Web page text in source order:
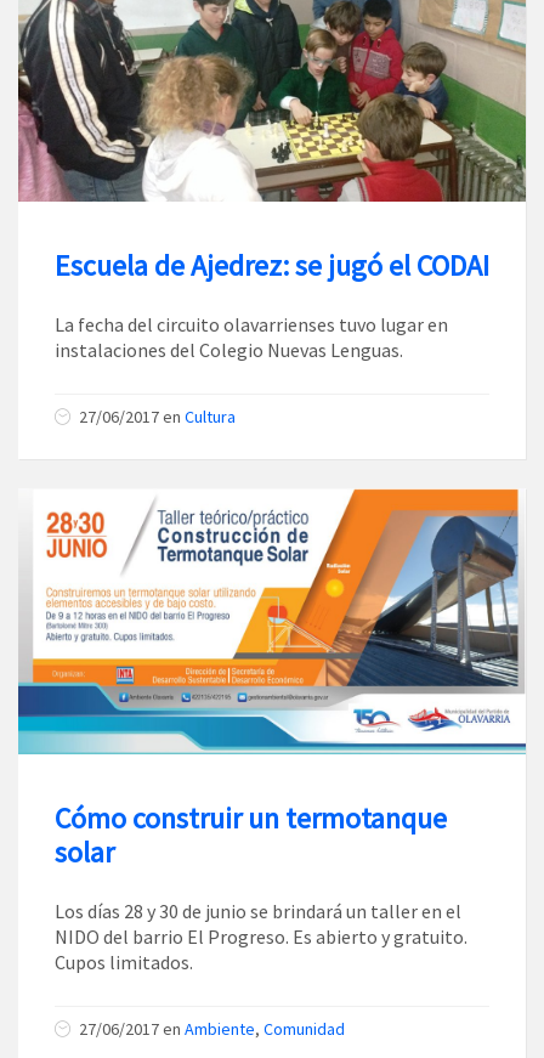
Escuela de Ajedrez: se jugó el CODAI
La fecha del circuito olavarrienses tuvo lugar en
instalaciones del Colegio Nuevas Lenguas.
27/06/2017en Cultura
Cómo construir un termotanque
solar
Los días 28 y 30 de junio se brindará un taller en el
NIDO del barrio El Progreso. Es abierto y gratuito.
Cupos limitados.
27/06/2017en Ambiente, Comunidad